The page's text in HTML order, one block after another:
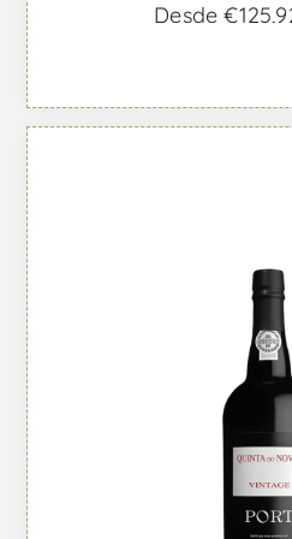
Desde